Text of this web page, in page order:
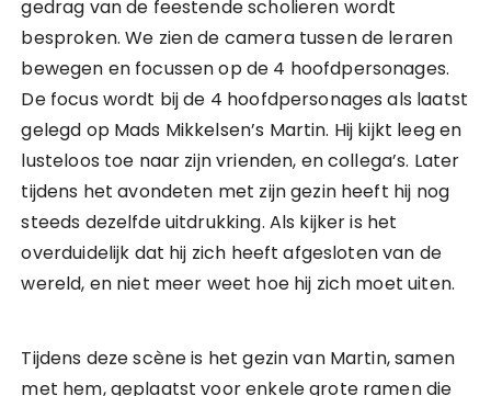
gedrag van de feestende scholieren wordt
besproken. We zien de camera tussen de leraren
bewegen en focussen op de 4 hoofdpersonages.
De focus wordt bij de 4 hoofdpersonages als laatst
gelegd op Mads Mikkelsen’s Martin. Hij kijkt leeg en
lusteloos toe naar zijn vrienden, en collega’s. Later
tijdens het avondeten met zijn gezin heeft hij nog
steeds dezelfde uitdrukking. Als kijker is het
overduidelijk dat hij zich heeft afgesloten van de
wereld, en niet meer weet hoe hij zich moet uiten.
Tijdens deze scène is het gezin van Martin, samen
met hem, geplaatst voor enkele grote ramen die